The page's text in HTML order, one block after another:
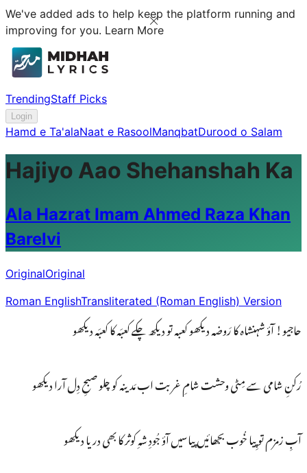
We've added ads to help keep the platform running and
improving for you. Learn More
TrendingStaff Picks
Login
Hamd e Ta'alaNaat e RasoolManqbatDurood o Salam
Hajiyo Aao Shehanshah Ka
Ala Hazrat Imam Ahmed Raza Khan
Barelvi
OriginalOriginal
Roman EnglishTransliterated (Roman English) Version
حاجیو! آؤ شہنشاہ کا رَوضہ دیکھو کعبہ تو دیکھ چکے کعبَہ کا کعبَہ دیکھو
رُکنِ شامی سے مِٹی وحشت شامِ غربت اب مَدینہ کو چلو صبحِ دِل آرا دیکھو
آبِ زمزم تو پِیا خُوب بجھائیں پیاسیں آؤ جُودِ شہِ کوثر کا بھی دریا دیکھو